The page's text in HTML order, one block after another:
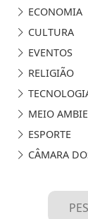
ECONOMIA
CULTURA
EVENTOS
RELIGIÃO
MEIO
ESPORTE
CÂMARA